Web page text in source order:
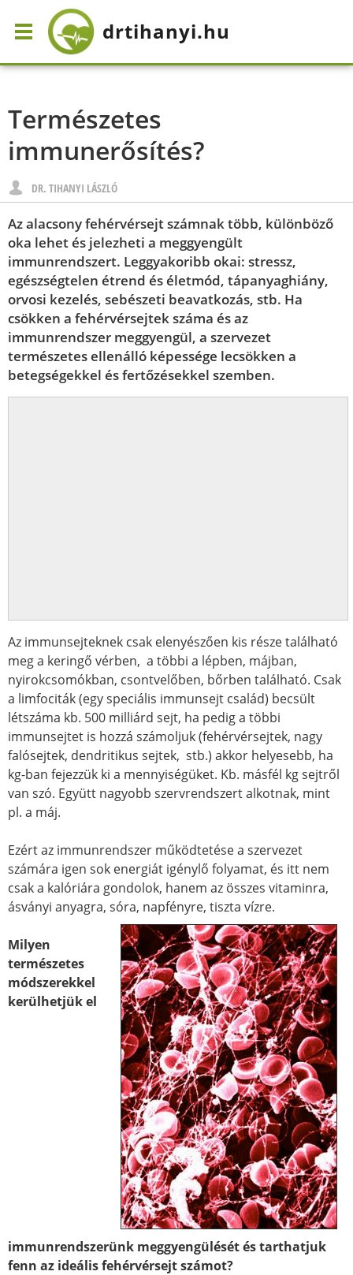
drtihanyi.hu
Természetes
immunerősítés?
DR. TIHANYI LÁSZLÓ
Az alacsony fehérvérsejt számnak több, különböző
oka lehet és jelezheti a meggyengült
immunrendszert. Leggyakoribb okai: stressz,
egészségtelen étrend és életmód, tápanyaghiány,
orvosi kezelés, sebészeti beavatkozás, stb. Ha
csökken a fehérvérsejtek száma és az
immunrendszer meggyengül, a szervezet
természetes ellenálló képessége lecsökken a
betegségekkel és fertőzésekkel szemben.
Az immunsejteknek csak elenyészően kis része található
meg a keringő vérben, a többi a lépben, májban,
nyirokcsomókban, csontvelőben, bőrben található. Csak
a limfociták (egy speciális immunsejt család) becsült
létszáma kb. 500 milliárd sejt, ha pedig a többi
immunsejtet is hozzá számoljuk (fehérvérsejtek, nagy
falósejtek, dendritikus sejtek, stb.) akkor helyesebb, ha
kg-ban fejezzük ki a mennyiségüket. Kb. másfél kg sejtről
van szó. Együtt nagyobb szervrendszert alkotnak, mint
pl. a máj.
Ezért az immunrendszer működtetése a szervezet
számára igen sok energiát igénylő folyamat, és itt nem
csak a kalóriára gondolok, hanem az összes vitaminra,
ásványi anyagra, sóra, napfényre, tiszta vízre.
Milyen
természetes
módszerekkel
kerülhetjük el
immunrendszerünk meggyengülését és tarthatjuk
fenn az ideális fehérvérsejt számot?